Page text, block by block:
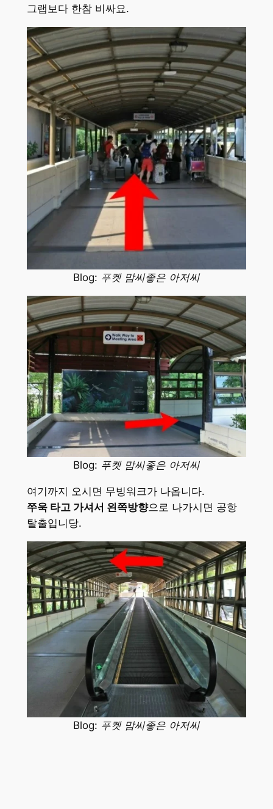
그랩보다 한참 비싸요.
Blog: 푸켓 맘씨좋은 아저씨
Blog: 푸켓 맘씨좋은 아저씨
여기까지 오시면 무빙워크가 나옵니다.
쭈욱 타고 가셔서 왼쪽방향으로 나가시면 공항
탈출입니당.
Blog: 푸켓 맘씨좋은 아저씨